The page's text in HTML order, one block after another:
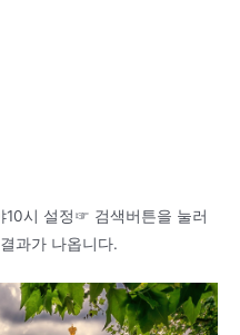
시 설정☞ 검색버튼을 눌러
과가 나옵니다.